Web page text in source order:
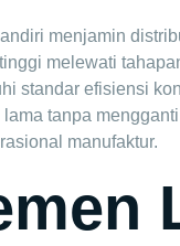
menjamin
melewati
standar efisiensi
tanpa
manufaktur.